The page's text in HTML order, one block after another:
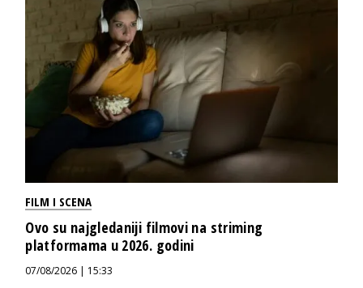
FILM I SCENA
Ovo su najgledaniji filmovi na striming
platformama u 2026. godini
07/08/2026 | 15:33